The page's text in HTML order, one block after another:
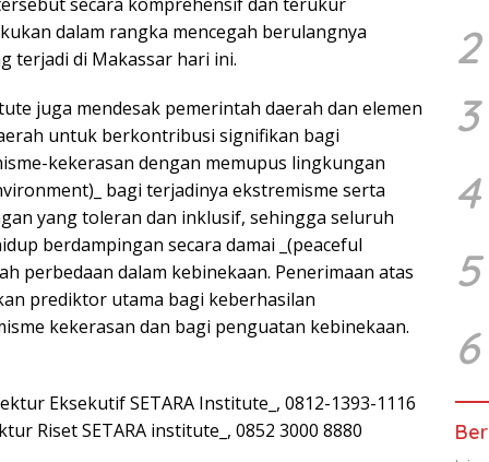
dalam rangka mencegah berulangnya
terjadi di Makassar hari ini.
juga mendesak pemerintah daerah dan elemen
untuk berkontribusi signifikan bagi
kekerasan dengan memupus lingkungan
bagi terjadinya ekstremisme serta
yang toleran dan inklusif, sehingga seluruh
berdampingan secara damai _(peaceful
perbedaan dalam kebinekaan. Penerimaan atas
prediktor utama bagi keberhasilan
kekerasan dan bagi penguatan kebinekaan.
Eksekutif SETARA Institute_, 0812-1393-1116
Riset SETARA institute_, 0852 3000 8880
2
3
4
5
6